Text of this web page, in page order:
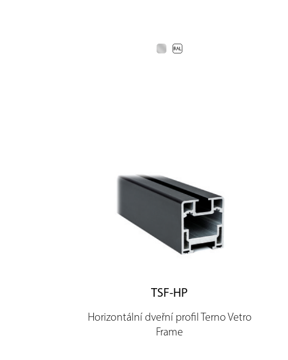
TSF-HP
Horizontální dveřní profil Terno Vetro
Frame